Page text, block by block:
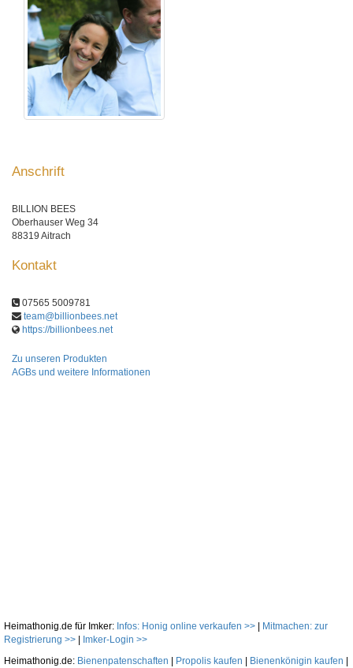
Anschrift
BILLION BEES
Oberhauser Weg 34
88319 Aitrach
Kontakt
07565 5009781
team@billionbees.net
https://billionbees.net
Zu unseren Produkten
AGBs und weitere Informationen
Heimathonig.de für Imker: Infos: Honig online verkaufen >>
Mitmachen: zur
Registrierung >>
Imker-Login >>
Heimathonig.de: Bienenpatenschaften Propolis kaufen Bienenkönigin kaufen